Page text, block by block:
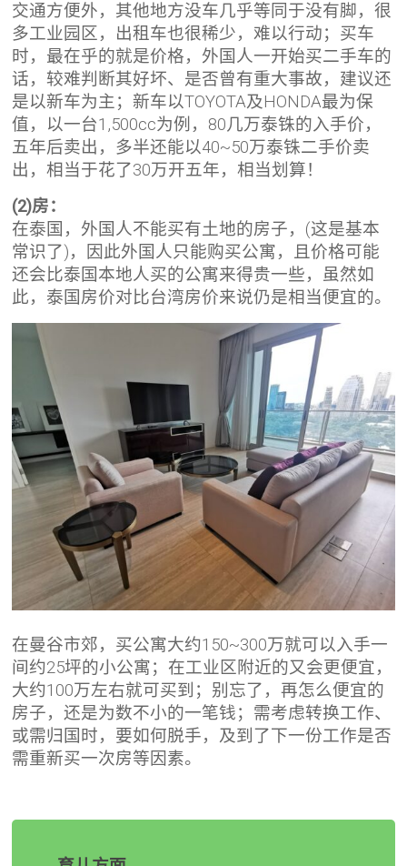
交通方便外，其他地方没车几乎等同于没有脚，很
多工业园区，出租车也很稀少，难以行动；买车
时，最在乎的就是价格，外国人一开始买二手车的
话，较难判断其好坏、是否曾有重大事故，建议还
是以新车为主；新车以TOYOTA及HONDA最为保
值，以一台1,500cc为例，80几万泰铢的入手价，
五年后卖出，多半还能以40~50万泰铢二手价卖
出，相当于花了30万开五年，相当划算！
(2)房：
在泰国，外国人不能买有土地的房子，(这是基本
常识了)，因此外国人只能购买公寓，且价格可能
还会比泰国本地人买的公寓来得贵一些，虽然如
此，泰国房价对比台湾房价来说仍是相当便宜的。
在曼谷市郊，买公寓大约150~300万就可以入手一
间约25坪的小公寓；在工业区附近的又会更便宜，
大约100万左右就可买到；别忘了，再怎么便宜的
房子，还是为数不小的一笔钱；需考虑转换工作、
或需归国时，要如何脱手，及到了下一份工作是否
需重新买一次房等因素。